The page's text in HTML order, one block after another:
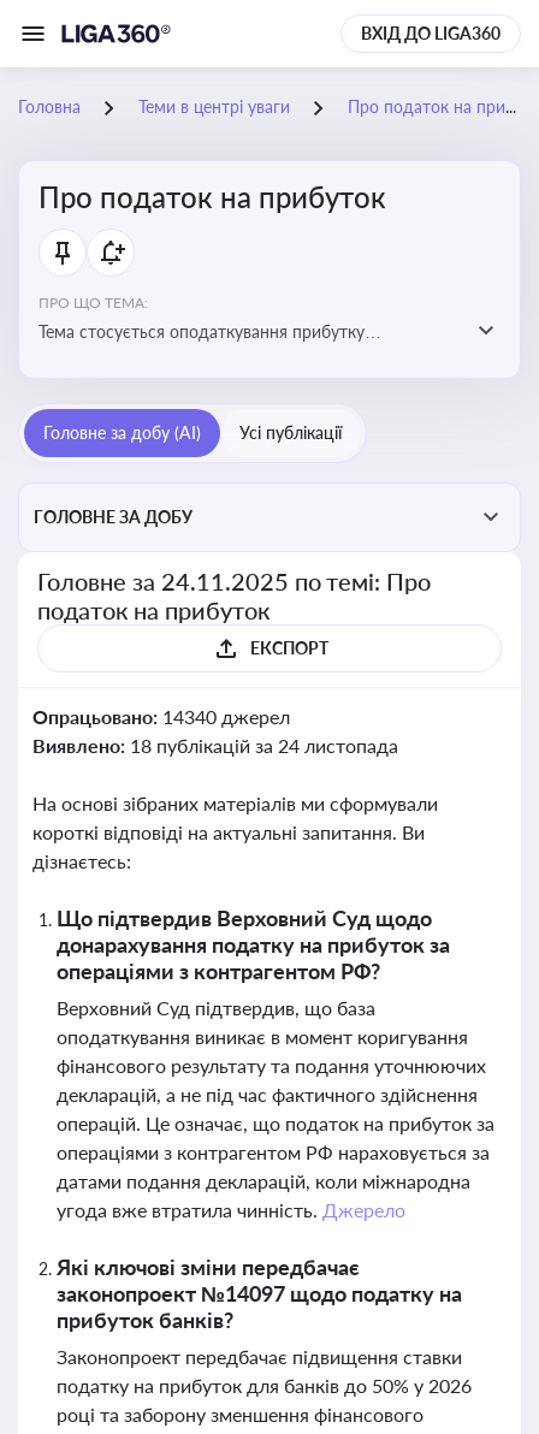
ВХІД ДО LIGA360
Головна Теми в центрі уваги Про податок на прибуток
Про податок на прибуток
ПРО ЩО ТЕМА:
Тема стосується оподаткування прибутку
звітність для бізнесу, бухгалтерів і юристів
Головне за добу (AI) Усі публікації
ГОЛОВНЕ ЗА ДОБУ
Головне за 24.11.2025 по темі: Про
податок на прибуток
ЕКСПОРТ
Опрацьовано: 14340 джерел
Виявлено: 18 публікацій за 24 листопада
На основі зібраних матеріалів ми сформували
короткі відповіді на актуальні запитання. Ви
дізнаєтесь:
Що підтвердив Верховний Суд щодо
донарахування податку на прибуток за
операціями з контрагентом РФ?
Верховний Суд підтвердив, що база
оподаткування виникає в момент коригування
фінансового результату та подання уточнюючих
декларацій, а не під час фактичного здійснення
операцій. Це означає, що податок на прибуток за
операціями з контрагентом РФ нараховується за
датами подання декларацій, коли міжнародна
угода вже втратила чинність. Джерело
Які ключові зміни передбачає
законопроект №14097 щодо податку на
прибуток банків?
Законопроект передбачає підвищення ставки
податку на прибуток для банків до 50% у 2026
році та заборону зменшення фінансового